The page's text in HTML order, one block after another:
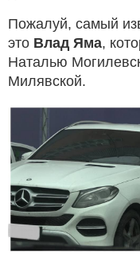
Пожалуй, самый
это Влад Яма,
Наталью
Милявской.